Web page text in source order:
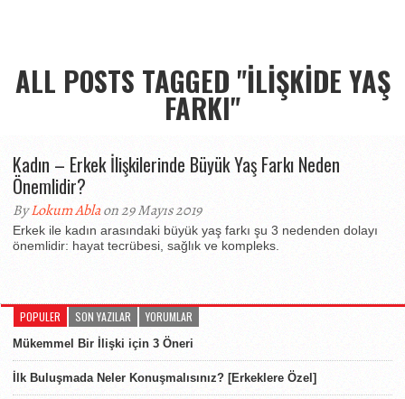
ALL POSTS TAGGED "ILIŞKIDE YAŞ
FARKI"
Kadın – Erkek İlişkilerinde Büyük Yaş Farkı Neden
Önemlidir?
ByLokum Ablaon 29 Mayıs 2019
Erkek ile kadın arasındaki büyük yaş farkı şu 3 nedenden dolayı
önemlidir: hayat tecrübesi, sağlık ve kompleks.
POPULER SON YAZILAR YORUMLAR
Mükemmel Bir İlişki için 3 Öneri
İlk Buluşmada Neler Konuşmalısınız? [Erkeklere Özel]